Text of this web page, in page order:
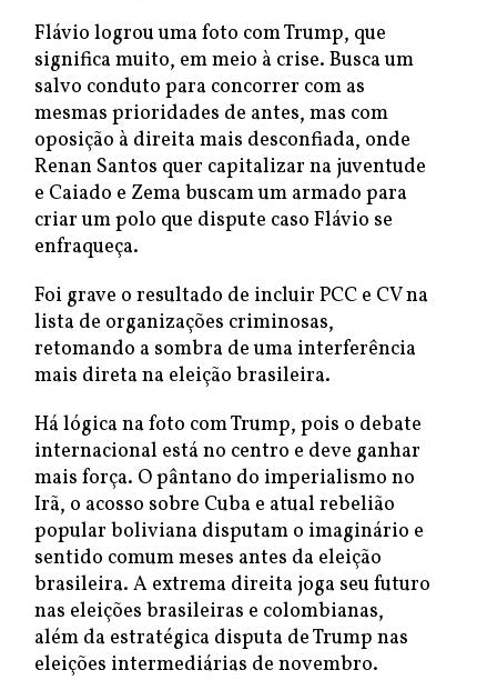
Flávio logrou uma foto com Trump, que
significa muito, em meio à crise. Busca um
salvo conduto para concorrer com as
mesmas prioridades de antes, mas com
oposição à direita mais desconfiada, onde
Renan Santos quer capitalizar na juventude
e Caiado e Zema buscam um armado para
criar um polo que dispute caso Flávio se
enfraqueça.
Foi grave o resultado de incluir PCC e CV na
lista de organizações criminosas,
retomando a sombra de uma interferência
mais direta na eleição brasileira.
Há lógica na foto com Trump, pois o debate
internacional está no centro e deve ganhar
mais força. O pântano do imperialismo no
Irã, o acosso sobre Cuba e atual rebelião
popular boliviana disputam o imaginário e
sentido comum meses antes da eleição
brasileira. A extrema direita joga seu futuro
nas eleições brasileiras e colombianas,
além da estratégica disputa de Trump nas
eleições intermediárias de novembro.